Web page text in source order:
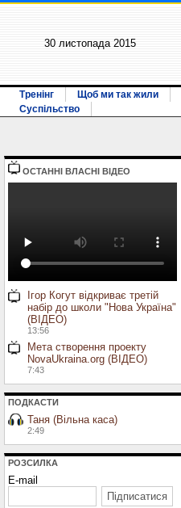
30 листопада 2015
Тренінг Щоб ми так жили
Суспільство
ОСТАННI ВЛАСНI ВIДЕО
Ігор Когут відкриває третій
набір до школи "Нова Україна"
(ВІДЕО)
13:56
Мета створення проекту
NovaUkraina.org (ВІДЕО)
7:43
ПОДКАСТИ
Таня (Вільна каса)
2:49
РОЗСИЛКА
E-mail